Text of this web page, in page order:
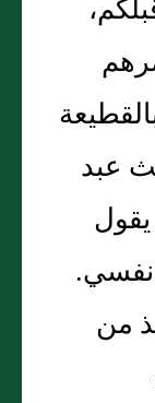
عبد
من